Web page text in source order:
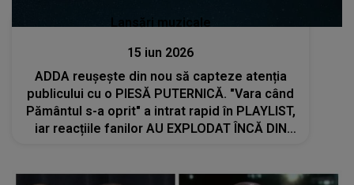
Lansări muzicale
15 iun 2026
ADDA reușește din nou să capteze atenția
publicului cu o PIESĂ PUTERNICĂ. "Vara când
Pământul s-a oprit" a intrat rapid în PLAYLIST,
iar reacțiile fanilor AU EXPLODAT ÎNCĂ DIN